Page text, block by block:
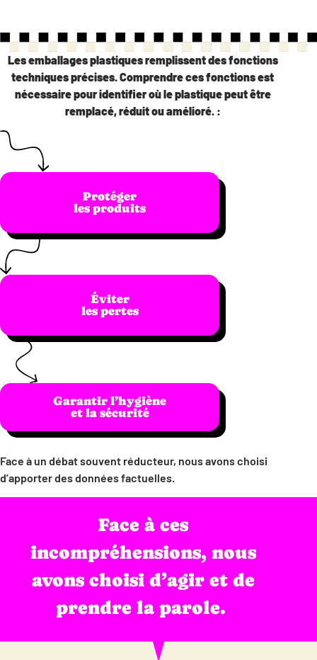
Les emballages plastiques remplissent des fonctions
techniques précises. Comprendre ces fonctions est
nécessaire pour identifier où le plastique peut être
remplacé, réduit ou amélioré. :
Protéger
les produits
Éviter
les pertes
Garantir l’hygiène
et la sécurité
Face à un débat souvent réducteur, nous avons choisi
d’apporter des données factuelles.
Face à ces
incompréhensions, nous
avons choisi d’agir et de
prendre la parole.